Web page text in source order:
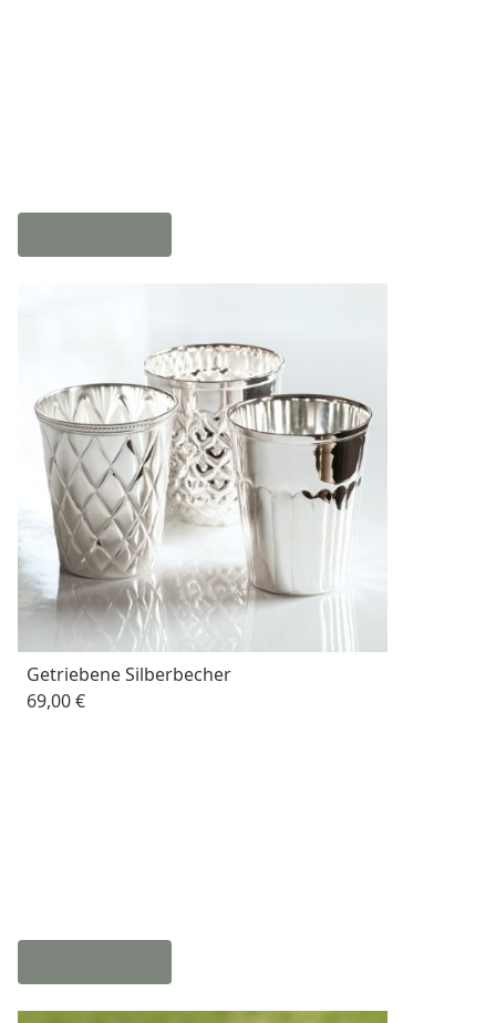
Getriebene Silberbecher
69,00 €